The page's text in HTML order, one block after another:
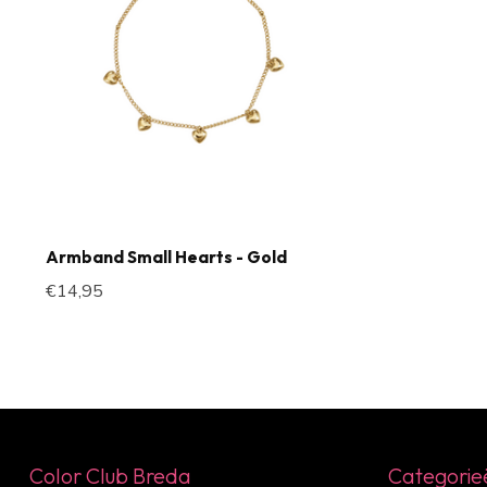
Armband Small Hearts - Gold
€14,95
Color Club Breda